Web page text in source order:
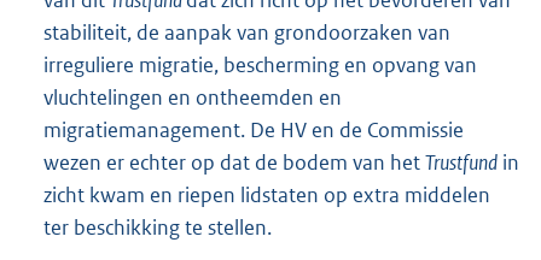
stabiliteit, de aanpak van grondoorzaken van
irreguliere migratie, bescherming en opvang van
vluchtelingen en ontheemden en
migratiemanagement. De HV en de Commissie
wezen er echter op dat de bodem van hetTrustfund in
zicht kwam en riepen lidstaten op extra middelen
ter beschikking te stellen.